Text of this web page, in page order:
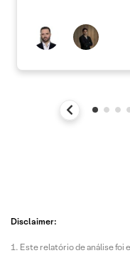
Disclaimer:
Este relatório de análise foi